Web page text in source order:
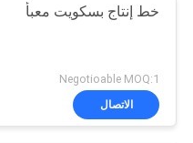
خط إنتاج بسكويت معبأ
Negotioable MOQ:1
الاتصال